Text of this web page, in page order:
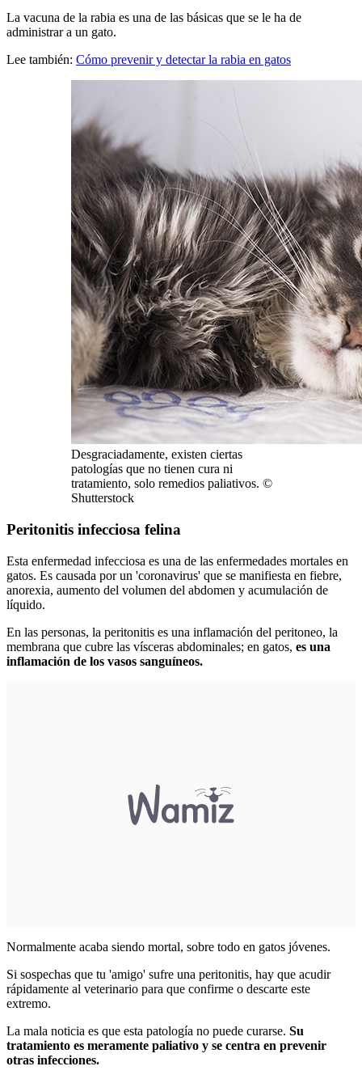
La vacuna de la rabia es una de las básicas que se le ha de
administrar a un gato.
Lee también: Cómo prevenir y detectar la rabia en gatos
Desgraciadamente, existen ciertas
patologías que no tienen cura ni
tratamiento, solo remedios paliativos. ©
Shutterstock
Peritonitis infecciosa felina
Esta enfermedad infecciosa es una de las enfermedades mortales en
gatos. Es causada por un 'coronavirus' que se manifiesta en fiebre,
anorexia, aumento del volumen del abdomen y acumulación de
líquido.
En las personas, la peritonitis es una inflamación del peritoneo, la
membrana que cubre las vísceras abdominales; en gatos, es una
inflamación de los vasos sanguíneos.
Normalmente acaba siendo mortal, sobre todo en gatos jóvenes.
Si sospechas que tu 'amigo' sufre una peritonitis, hay que acudir
rápidamente al veterinario para que confirme o descarte este
extremo.
La mala noticia es que esta patología no puede curarse. Su
tratamiento es meramente paliativo y se centra en prevenir
otras infecciones.